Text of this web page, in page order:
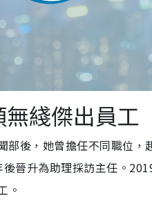
無綫傑出員工
部後，她曾擔任不同職位，
晉升為助理採訪主任。
。